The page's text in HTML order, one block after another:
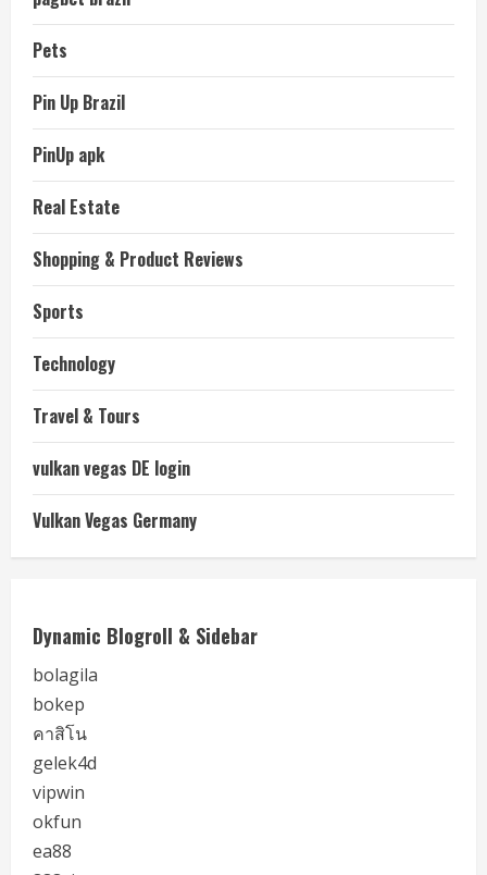
Pets
Pin Up Brazil
PinUp apk
Real Estate
Shopping & Product Reviews
Sports
Technology
Travel & Tours
vulkan vegas DE login
Vulkan Vegas Germany
Dynamic Blogroll & Sidebar
bolagila
bokep
คาสิโน
gelek4d
vipwin
okfun
ea88